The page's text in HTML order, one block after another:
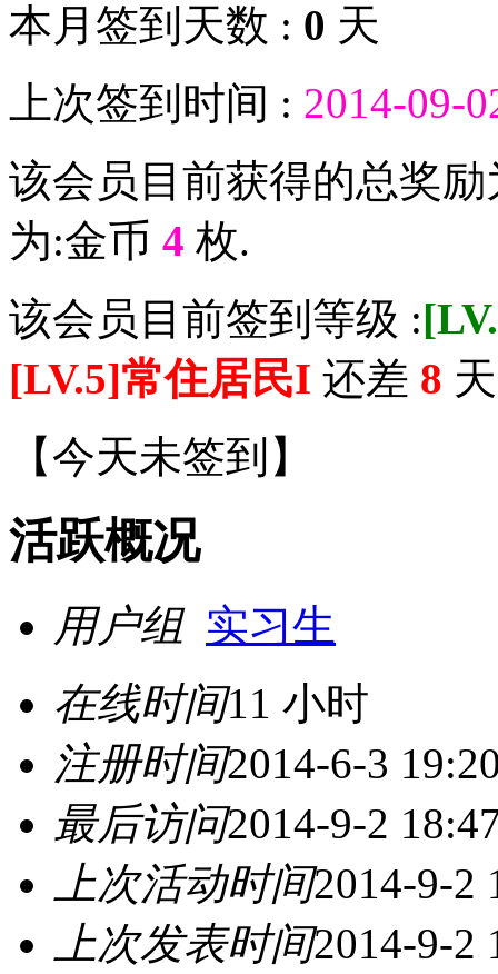
本月签到天数 : 0 天
上次签到时间 : 2014-09-
该会员目前获得的总奖
为:金币 4 枚.
该会员目前签到等级 :
[LV.5]常住居民I 还差 8
【今天未签到 】
活跃概况
用户组 实习生
在线时间11 小时
注册时间2014-6-3
最后访问2014-9-2
上次活动时间2014-9-2
上次发表时间2014-9-2